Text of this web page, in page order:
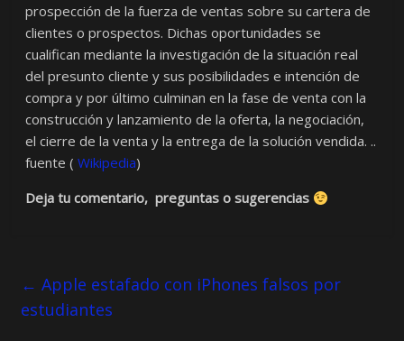
prospección de la fuerza de ventas sobre su cartera de
clientes o prospectos. Dichas oportunidades se
cualifican mediante la investigación de la situación real
del presunto cliente y sus posibilidades e intención de
compra y por último culminan en la fase de venta con la
construcción y lanzamiento de la oferta, la negociación,
el cierre de la venta y la entrega de la solución vendida. ..
fuente (Wikipedia)
Deja tu comentario, preguntas o sugerencias
← Apple estafado con iPhones falsos por
estudiantes